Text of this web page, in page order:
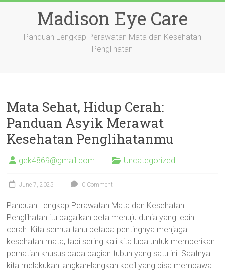
Madison Eye Care
Panduan Lengkap Perawatan Mata dan Kesehatan
Penglihatan
Mata Sehat, Hidup Cerah:
Panduan Asyik Merawat
Kesehatan Penglihatanmu
gek4869@gmail.com Uncategorized
June 7, 2025 0 Comment
Panduan Lengkap Perawatan Mata dan Kesehatan
Penglihatan itu bagaikan peta menuju dunia yang lebih
cerah. Kita semua tahu betapa pentingnya menjaga
kesehatan mata, tapi sering kali kita lupa untuk memberikan
perhatian khusus pada bagian tubuh yang satu ini. Saatnya
kita melakukan langkah-langkah kecil yang bisa membawa